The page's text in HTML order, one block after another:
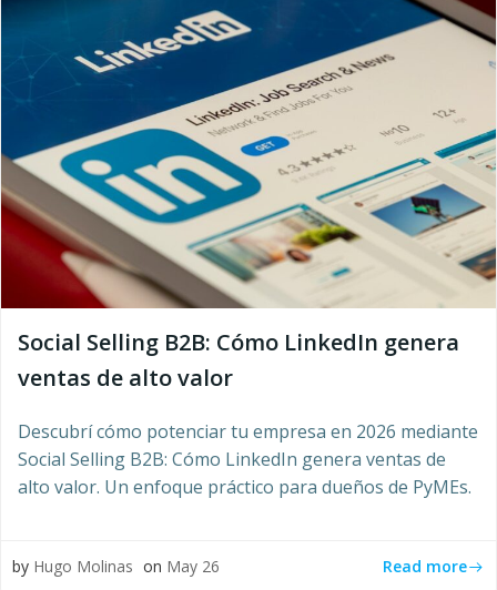
Social Selling B2B: Cómo LinkedIn genera
ventas de alto valor
Descubrí cómo potenciar tu empresa en 2026 mediante
Social Selling B2B: Cómo LinkedIn genera ventas de
alto valor. Un enfoque práctico para dueños de PyMEs.
by Hugo Molinas on May 26 Read more